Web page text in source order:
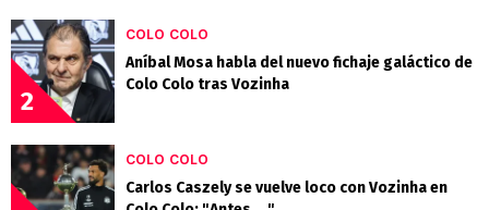
2
COLO COLO
Aníbal Mosa habla del nuevo fichaje galáctico de
Colo Colo tras Vozinha
COLO COLO
Carlos Caszely se vuelve loco con Vozinha en